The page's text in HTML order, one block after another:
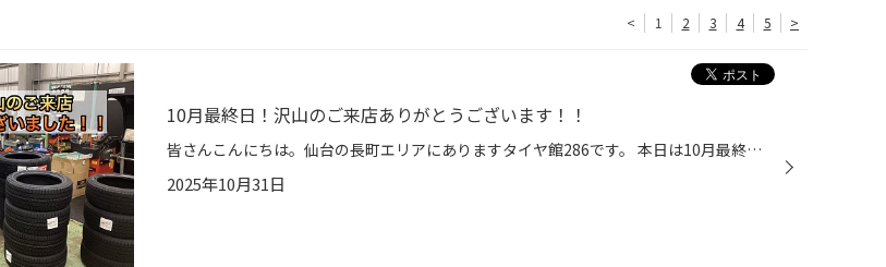
< 1 2 3 4 5 >
10月最終日！沢山のご来店ありがとうございます！！
皆さんこんにちは。仙台の長町エリアにありますタイヤ館286です。 本日は10月最終日、タイヤ交換も始まってきて当店も朝から盛り上がっておりました。 沢山のご来店ありがとうございます。 まだ交換予定の方も来月からもよろしくお願いします！！ 皆さんのご来店、お待ちしております。 ブリヂスト...
2025年10月31日